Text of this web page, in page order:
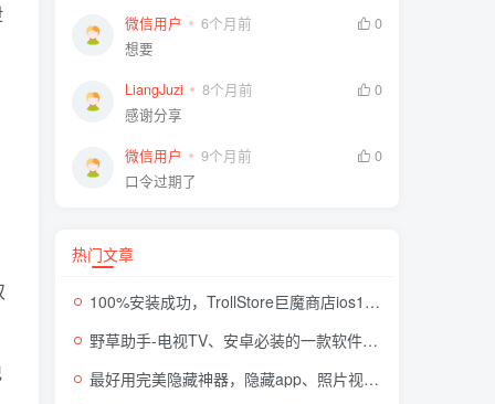
微信用户 6个月前
0
想要
LiangJuzi 8个月前
0
感谢分享
微信用户 9个月前
0
口令过期了
热门文章
100%安装成功，TrollStore巨魔商店ios17来了，这些系统马上起飞了
野草助手-电视TV、安卓必装的一款软件，超级好用
最好用完美隐藏神器，隐藏app、照片视频，自身伪装成计算器，完全免费无广